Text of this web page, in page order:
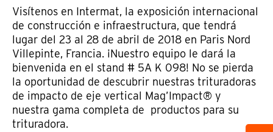
Visítenos en Intermat, la exposición internacional
de construcción e infraestructura, que tendrá
lugar del 23 al 28 de abril de 2018 en Paris Nord
Villepinte, Francia. ¡Nuestro equipo le dará la
bienvenida en el stand # 5A K 098! No se pierda
la oportunidad de descubrir nuestras trituradoras
de impacto de eje vertical Mag’Impact® y
nuestra gama completa de productos para su
trituradora.